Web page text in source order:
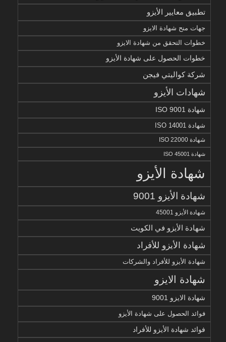
تطبيق معايير الأيزو
جهات منح شهادة الايزو
خطوات التحقق من شهادة الايزو
خطوات الحصول على شهادة الأيزو
شركة كواليتي فيجن
شهادات الأيزو
شهادة ISO 9001
شهادة ISO 14001
شهادة ISO 22000
شهادة ISO 45001
شهادة الأيزو
شهادة الأيزو 9001
شهادة الأيزو 45001
شهادة الأيزو في الكويت
شهادة الأيزو للأفراد
شهادة الأيزو للأفراد والشركات
شهادة الايزو
شهادة الايزو 9001
فوائد الحصول على شهادة الأيزو
فوائد شهادة الأيزو للأفراد